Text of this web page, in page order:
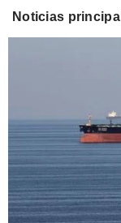
Noticias